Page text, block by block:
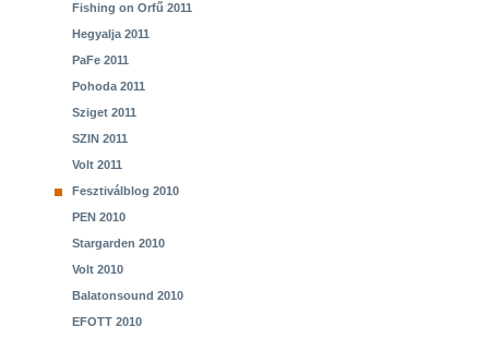
Fishing on Orfű 2011
Hegyalja 2011
PaFe 2011
Pohoda 2011
Sziget 2011
SZIN 2011
Volt 2011
Fesztiválblog 2010
PEN 2010
Stargarden 2010
Volt 2010
Balatonsound 2010
EFOTT 2010